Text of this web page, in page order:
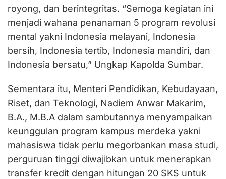
royong, dan berintegritas. “Semoga kegiatan ini
menjadi wahana penanaman 5 program revolusi
mental yakni Indonesia melayani, Indonesia
bersih, Indonesia tertib, Indonesia mandiri, dan
Indonesia bersatu,” Ungkap Kapolda Sumbar.
Sementara itu, Menteri Pendidikan, Kebudayaan,
Riset, dan Teknologi, Nadiem Anwar Makarim,
B.A., M.B.A dalam sambutannya menyampaikan
keunggulan program kampus merdeka yakni
mahasiswa tidak perlu megorbankan masa studi,
perguruan tinggi diwajibkan untuk menerapkan
transfer kredit dengan hitungan 20 SKS untuk